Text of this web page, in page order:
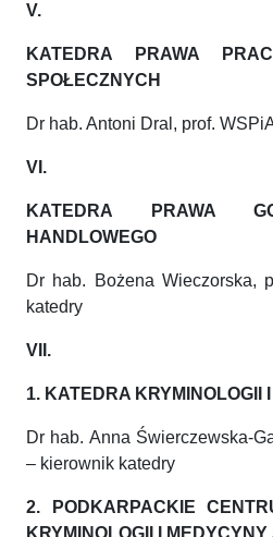
V.
KATEDRA PRAWA
SPOŁECZNYCH
Dr hab. Antoni Dral, prof.
VI.
KATEDRA PRAWA
HANDLOWEGO
Dr hab. Bożena Wieczorska,
katedry
VII.
1. KATEDRA KRYMINOLOGII
Dr hab. Anna Świerczewska-
– kierownik katedry
2. PODKARPACKIE
KRYMINOLOGII I